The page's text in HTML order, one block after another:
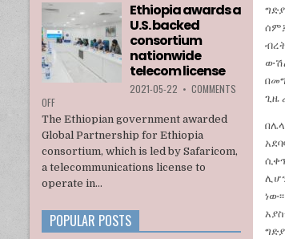
ጊዜ
OF
TIGRAY
INTERIM
ADMINISTRATION
Ethiopia awards a
U.S. backed
consortium
nationwide
telecom license
2021-05-22 • COMMENTS
OFFON
ETHIOPIA
AWARDS
A
U.S.
BACKED
CONSORTIUM
TELECOM
LICENSE
The Ethiopian government awarded
Global Partnership for Ethiopia
consortium, which is led by Safaricom,
a telecommunications license to
operate in...
POPULAR POSTS